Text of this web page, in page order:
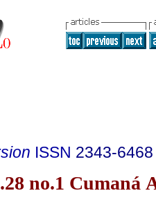
ISSN 2343-6468
no.1 Cumaná